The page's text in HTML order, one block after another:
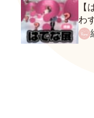
【
わ
て